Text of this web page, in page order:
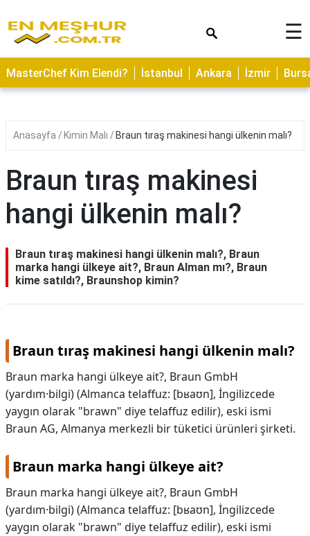
ASTROLOJİ
SAĞLIK
YERLER
BAKIMI
KAMP
ALANLARI
HAMİLELİK
☰
MasterChef Kim Elendi? İstanbul Ankara İzmir
Anasayfa Kimin Malı Braun tıraş makinesi hangi ülkenin malı?
Braun tıraş makinesi
hangi ülkenin malı?
Braun tıraş makinesi hangi ülkenin malı?, Braun
marka hangi ülkeye ait?, Braun Alman mı?, Braun
kime satıldı?, Braunshop kimin?
Braun tıraş makinesi hangi ülkenin malı?
Braun marka hangi ülkeye ait?, Braun GmbH
(yardım·bilgi) (Almanca telaffuz: [bʁaʊn], İngilizcede
yaygın olarak "brawn" diye telaffuz edilir), eski ismi
Braun AG, Almanya merkezli bir tüketici ürünleri şirketi.
Braun marka hangi ülkeye ait?
Braun marka hangi ülkeye ait?, Braun GmbH
(yardım·bilgi) (Almanca telaffuz: [bʁaʊn], İngilizcede
yaygın olarak "brawn" diye telaffuz edilir), eski ismi